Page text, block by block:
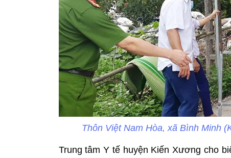
Thôn Việt Nam Hòa, xã Bình Minh
Trung tâm Y tế huyện Kiến Xương cho